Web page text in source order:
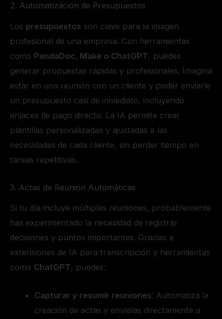
2. Automatización de Presupuestos
Los presupuestos son clave para la imagen
profesional de una empresa. Con herramientas
como PandaDoc, Make o ChatGPT, puedes
generar propuestas rápidas y profesionales. Imagina
estar en una reunión con un cliente y poder enviarle
un presupuesto casi de inmediato, incluyendo
enlaces de pago directo. La IA permite crear
plantillas personalizadas y ajustadas a las
necesidades de cada cliente, sin perder tiempo en
tareas repetitivas.
3. Actas de Reunión Automáticas
Si tu día incluye múltiples reuniones, probablemente
has experimentado la necesidad de registrar
decisiones y puntos importantes. Gracias a
extensiones de IA para transcripción y herramientas
como ChatGPT, puedes:
Capturar y resumir reuniones: Automatiza la
creación de actas y envíalas directamente a